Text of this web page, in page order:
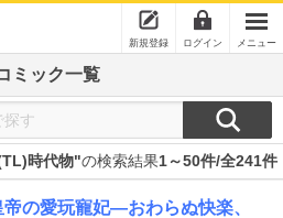
新規登録 ログイン メニュー
ミック一覧
時代物"の検索結果1～50件/全241件
の愛玩寵妃―おわらぬ快楽、